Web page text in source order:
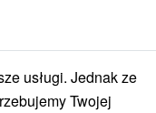
pobyty Biele Karpaty
usługi. Jednak ze
Twojej